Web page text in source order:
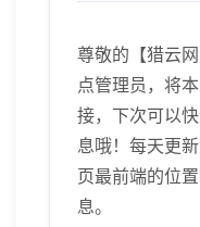
尊敬的【猎云
点管理员，将
接，下次可以
息哦！每天更
页最前端的位
息。